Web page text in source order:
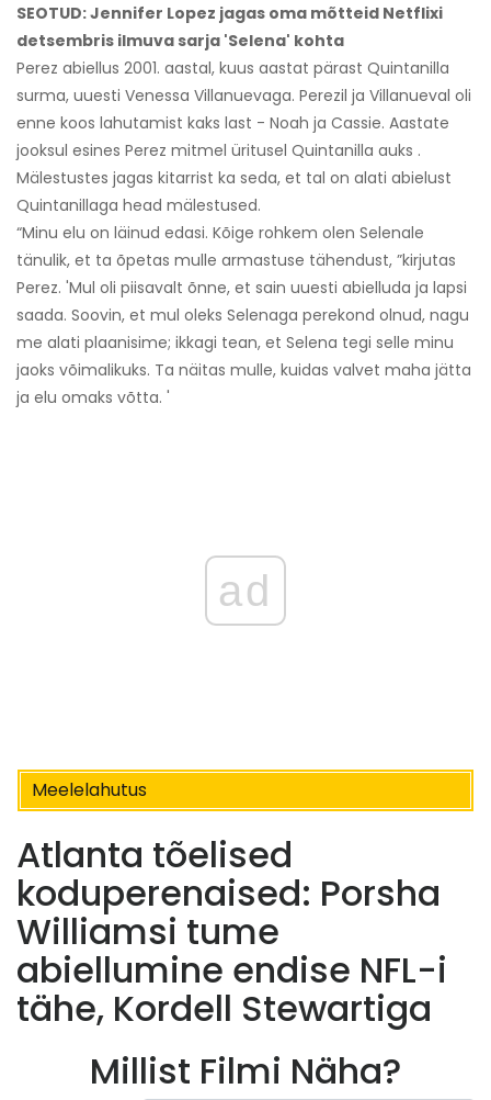
SEOTUD: Jennifer Lopez jagas oma mõtteid Netflixi
detsembris ilmuva sarja 'Selena' kohta
Perez abiellus 2001. aastal, kuus aastat pärast Quintanilla
surma, uuesti Venessa Villanuevaga. Perezil ja Villanueval oli
enne koos lahutamist kaks last - Noah ja Cassie. Aastate
jooksul esines Perez mitmel üritusel Quintanilla auks .
Mälestustes jagas kitarrist ka seda, et tal on alati abielust
Quintanillaga head mälestused.
“Minu elu on läinud edasi. Kõige rohkem olen Selenale
tänulik, et ta õpetas mulle armastuse tähendust, ”kirjutas
Perez. 'Mul oli piisavalt õnne, et sain uuesti abielluda ja lapsi
saada. Soovin, et mul oleks Selenaga perekond olnud, nagu
me alati plaanisime; ikkagi tean, et Selena tegi selle minu
jaoks võimalikuks. Ta näitas mulle, kuidas valvet maha jätta
ja elu omaks võtta. '
ad
Meelelahutus
Atlanta tõelised
koduperenaised: Porsha
Williamsi tume
abiellumine endise NFL-i
tähe, Kordell Stewartiga
Millist Filmi Näha?